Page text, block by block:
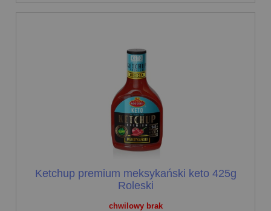
chwilowy brak
Ketchup premium meksykański keto 425g
Roleski